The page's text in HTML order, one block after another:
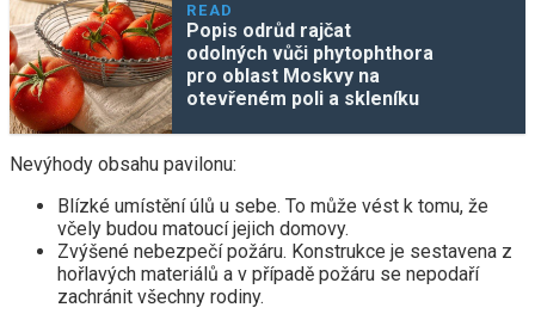
READ
Popis odrůd rajčat
odolných vůči phytophthora
pro oblast Moskvy na
otevřeném poli a skleníku
Nevýhody obsahu pavilonu:
Blízké umístění úlů u sebe. To může vést k tomu, že
včely budou matoucí jejich domovy.
Zvýšené nebezpečí požáru. Konstrukce je sestavena z
hořlavých materiálů a v případě požáru se nepodaří
zachránit všechny rodiny.